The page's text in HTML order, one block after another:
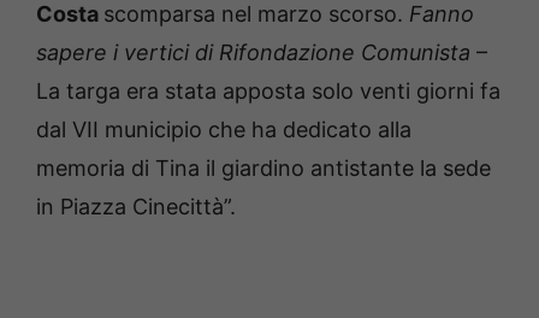
Costa scomparsa nel marzo scorso. Fanno
sapere i vertici di Rifondazione Comunista –
La targa era stata apposta solo venti giorni fa
dal VII municipio che ha dedicato alla
memoria di Tina il giardino antistante la sede
in Piazza Cinecittà”.